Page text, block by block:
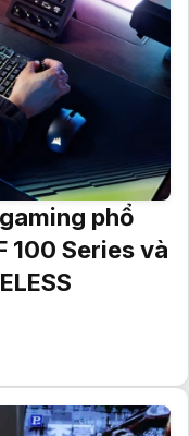
phổ
100 Series và